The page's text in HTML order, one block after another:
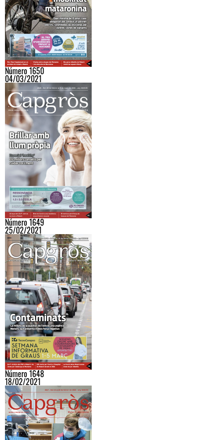
Número 1650
04/03/2021
Número 1649
25/02/2021
Número 1648
18/02/2021